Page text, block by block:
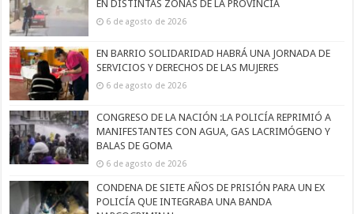
EN DISTINTAS ZONAS DE LA PROVINCIA
6 de agosto de 2026
EN BARRIO SOLIDARIDAD HABRÁ UNA JORNADA DE
SERVICIOS Y DERECHOS DE LAS MUJERES
6 de agosto de 2026
CONGRESO DE LA NACIÓN :LA POLICÍA REPRIMIÓ A
MANIFESTANTES CON AGUA, GAS LACRIMÓGENO Y
BALAS DE GOMA
6 de agosto de 2026
CONDENA DE SIETE AÑOS DE PRISIÓN PARA UN EX
POLICÍA QUE INTEGRABA UNA BANDA